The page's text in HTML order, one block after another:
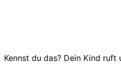
Kennst du das? Dein Kind